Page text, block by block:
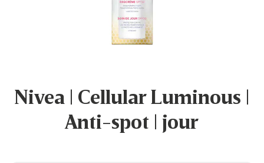
Nivea | Cellular Luminous |
Anti-spot | jour